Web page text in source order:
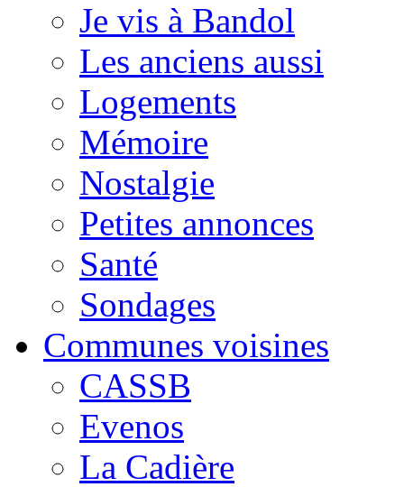
Je vis à Bandol
Les anciens aussi
Logements
Mémoire
Nostalgie
Petites annonces
Santé
Sondages
Communes voisines
CASSB
Evenos
La Cadière